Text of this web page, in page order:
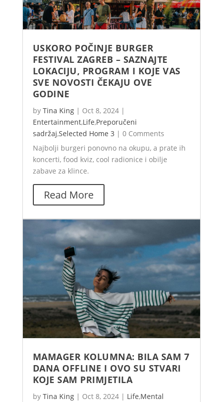
USKORO POČINJE BURGER
FESTIVAL ZAGREB – SAZNAJTE
LOKACIJU, PROGRAM I KOJE VAS
SVE NOVOSTI ČEKAJU OVE
GODINE
by Tina King | Oct 8, 2024 |
Entertainment,Life,Preporučeni
sadržaj,Selected Home 3 | 0 Comments
Najbolji burgeri ponovno na okupu, a prate ih
koncerti, food kviz, cool radionice i obilje
zabave za klince.
Read More
MAMAGER KOLUMNA: BILA SAM 7
DANA OFFLINE I OVO SU STVARI
KOJE SAM PRIMJETILA
by Tina King | Oct 8, 2024 | Life,Mental